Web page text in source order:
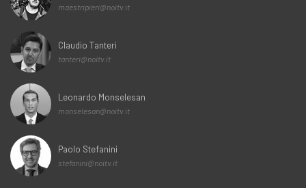
maestripieri@noitv.it
Claudio Tanteri
tanteri@noitv.it
Leonardo Monselesan
monselesan@noitv.it
Paolo Stefanini
stefanini@noitv.it